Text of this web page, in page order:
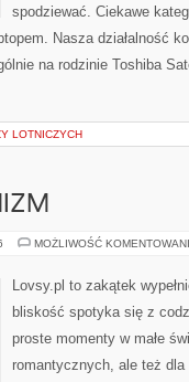
spodziewać. Ciekawe
Nasza działalność
na rodzinie Toshiba
LOTNICZYCH
MOŻLIWOŚĆ
Lovsy.pl to zakątek
bliskość spotyka się z
proste momenty w małe
romantycznych, ale też